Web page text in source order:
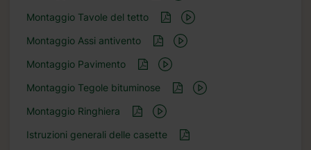
Montaggio Tavole del tetto
Montaggio Assi antivento
Montaggio Pavimento
Montaggio Tegole bituminose
Montaggio Ringhiera
Istruzioni generali delle casette